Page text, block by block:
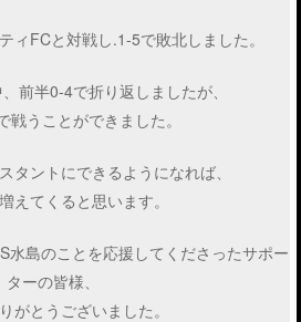
ィFCと対戦し.1-5で敗北しました。
前半0-4で折り返しましたが、
戦うことができました。
タントにできるようになれば、
えてくると思います。
水島のことを応援してくださったサポー
ターの皆様、
がとうございました。